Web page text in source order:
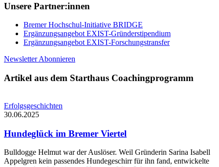
Unsere Partner:innen
Bremer Hochschul-Initiative BRIDGE
Ergänzungsangebot EXIST-Gründerstipendium
Ergänzungsangebot EXIST-Forschungstransfer
Newsletter Abonnieren
Artikel aus dem Starthaus Coachingprogramm
Erfolgsgeschichten
30.06.2025
Hundeglück im Bremer Viertel
Bulldogge Helmut war der Auslöser. Weil Gründerin Sarina Isabell
Appelgren kein passendes Hundegeschirr für ihn fand, entwickelte